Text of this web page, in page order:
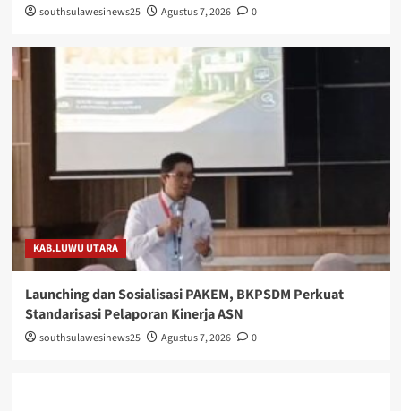
southsulawesinews25 Agustus 7, 2026 0
KAB.LUWU UTARA
Launching dan Sosialisasi PAKEM, BKPSDM Perkuat
Standarisasi Pelaporan Kinerja ASN
southsulawesinews25 Agustus 7, 2026 0